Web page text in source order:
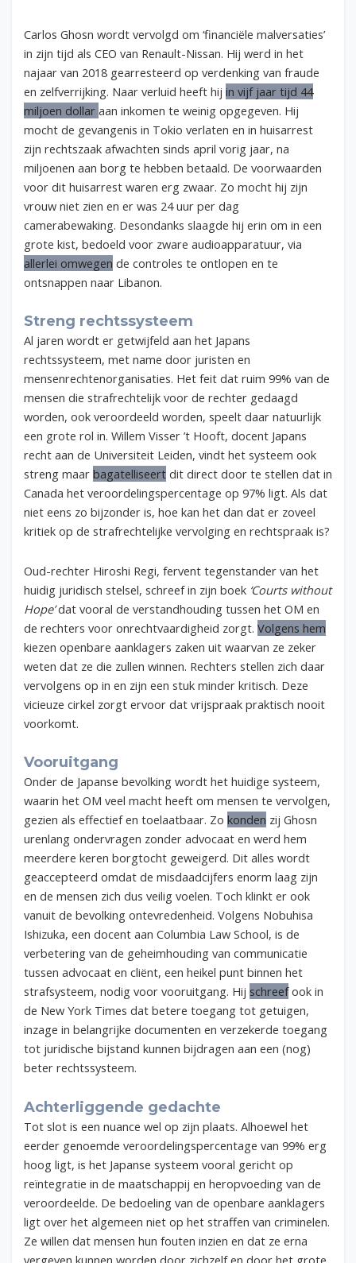
Carlos Ghosn wordt vervolgd om ‘financiële malversaties’
in zijn tijd als CEO van Renault-Nissan. Hij werd in het
najaar van 2018 gearresteerd op verdenking van fraude
en zelfverrijking. Naar verluid heeft hij in vijf jaar tijd 44
miljoen dollar aan inkomen te weinig opgegeven. Hij
mocht de gevangenis in Tokio verlaten en in huisarrest
zijn rechtszaak afwachten sinds april vorig jaar, na
miljoenen aan borg te hebben betaald. De voorwaarden
voor dit huisarrest waren erg zwaar. Zo mocht hij zijn
vrouw niet zien en er was 24 uur per dag
camerabewaking. Desondanks slaagde hij erin om in een
grote kist, bedoeld voor zware audioapparatuur, via
allerlei omwegen de controles te ontlopen en te
ontsnappen naar Libanon.
Streng rechtssysteem
Al jaren wordt er getwijfeld aan het Japans
rechtssysteem, met name door juristen en
mensenrechtenorganisaties. Het feit dat ruim 99% van de
mensen die strafrechtelijk voor de rechter gedaagd
worden, ook veroordeeld worden, speelt daar natuurlijk
een grote rol in. Willem Visser ’t Hooft, docent Japans
recht aan de Universiteit Leiden, vindt het systeem ook
streng maar bagatelliseert dit direct door te stellen dat in
Canada het veroordelingspercentage op 97% ligt. Als dat
niet eens zo bijzonder is, hoe kan het dan dat er zoveel
kritiek op de strafrechtelijke vervolging en rechtspraak is?
Oud-rechter Hiroshi Regi, fervent tegenstander van het
huidig juridisch stelsel, schreef in zijn boek ‘Courts without
Hope’dat vooral de verstandhouding tussen het OM en
de rechters voor onrechtvaardigheid zorgt. Volgens hem
kiezen openbare aanklagers zaken uit waarvan ze zeker
weten dat ze die zullen winnen. Rechters stellen zich daar
vervolgens op in en zijn een stuk minder kritisch. Deze
vicieuze cirkel zorgt ervoor dat vrijspraak praktisch nooit
voorkomt.
Vooruitgang
Onder de Japanse bevolking wordt het huidige systeem,
waarin het OM veel macht heeft om mensen te vervolgen,
gezien als effectief en toelaatbaar. Zo konden zij Ghosn
urenlang ondervragen zonder advocaat en werd hem
meerdere keren borgtocht geweigerd. Dit alles wordt
geaccepteerd omdat de misdaadcijfers enorm laag zijn
en de mensen zich dus veilig voelen. Toch klinkt er ook
vanuit de bevolking ontevredenheid. Volgens Nobuhisa
Ishizuka, een docent aan Columbia Law School, is de
verbetering van de geheimhouding van communicatie
tussen advocaat en cliënt, een heikel punt binnen het
strafsysteem, nodig voor vooruitgang. Hij schreefook in
de New York Times dat betere toegang tot getuigen,
inzage in belangrijke documenten en verzekerde toegang
tot juridische bijstand kunnen bijdragen aan een (nog)
beter rechtssysteem.
Achterliggende gedachte
Tot slot is een nuance wel op zijn plaats. Alhoewel het
eerder genoemde veroordelingspercentage van 99% erg
hoog ligt, is het Japanse systeem vooral gericht op
reïntegratie in de maatschappij en heropvoeding van de
veroordeelde. De bedoeling van de openbare aanklagers
ligt over het algemeen niet op het straffen van criminelen.
Ze willen dat mensen hun fouten inzien en dat ze erna